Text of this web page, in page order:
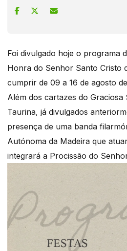
Foi divulgado hoje o programa
Honra do Senhor Santo Cristo
cumprir de 09 a 16 de agosto
Além dos cartazes do Graciosa
Taurina, já divulgados
presença de uma banda
Autónoma da Madeira que
integrará a Procissão do